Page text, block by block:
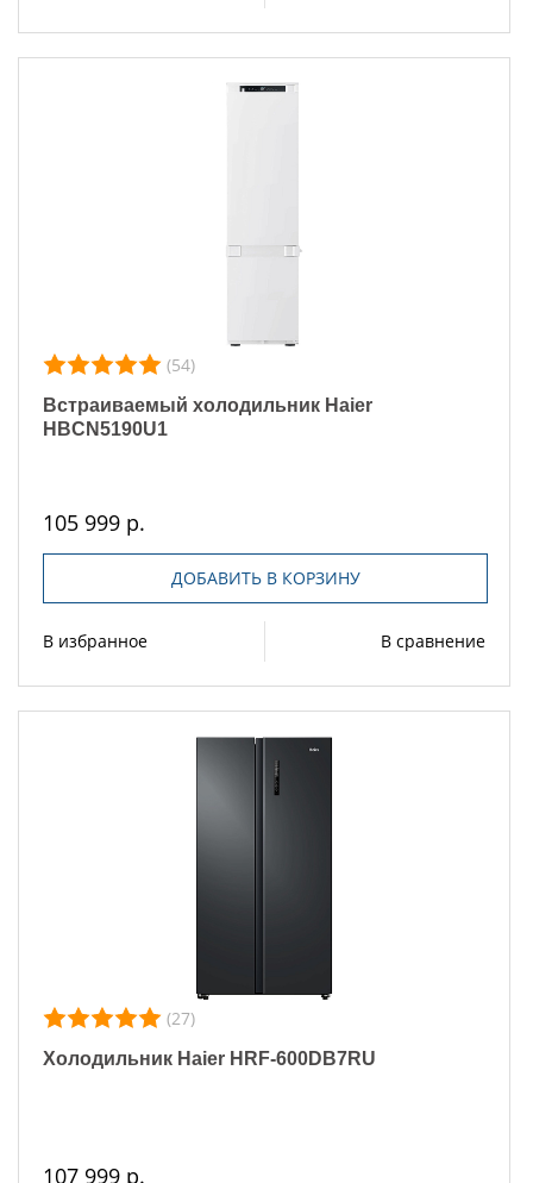
(54)
Встраиваемый холодильник Haier
HBCN5190U1
105 999 р.
ДОБАВИТЬ В КОРЗИНУ
В избранное В сравнение
(27)
Холодильник Haier HRF-600DB7RU
107 999 р.